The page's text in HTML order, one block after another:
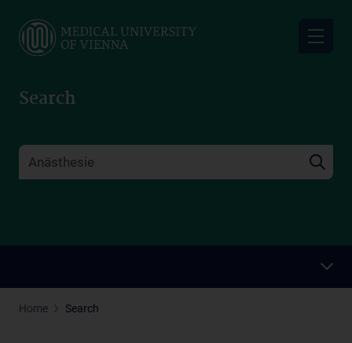
main
Search
Home Search